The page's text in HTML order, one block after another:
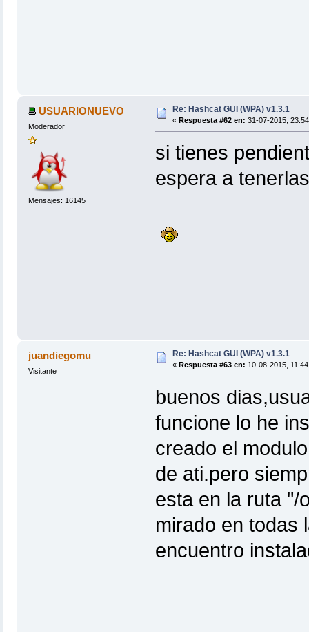
USUARIONUEVO
Moderador
Mensajes: 16145
Re: Hashcat GUI (WPA) v1.3.1
« Respuesta #62 en: 31-07-2015,
si tienes
espera a
juandiegomu
Visitante
Re: Hashcat GUI (WPA) v1.3.1
« Respuesta #63 en: 10-08-2015,
buenos
funcione lo he
creado el
de ati.pero
esta en la ruta "/
mirado en todas
encuentro